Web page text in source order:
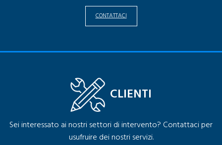
CONTATTACI
CLIENTI
Sei interessato ai nostri settori di intervento? Contattaci per
usufruire dei nostri servizi.